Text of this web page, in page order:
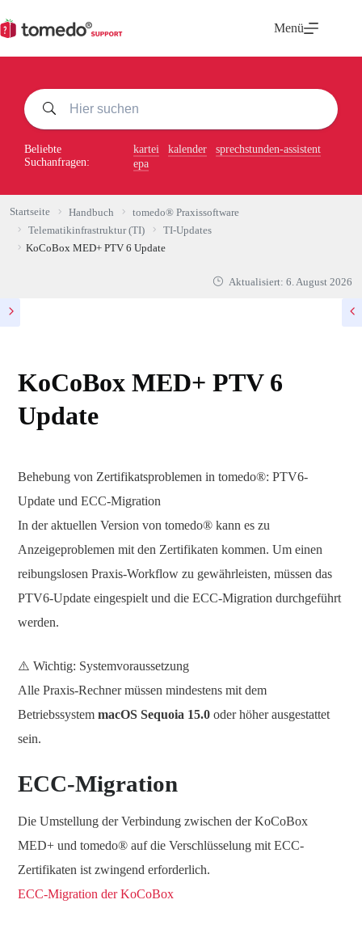
Inhalt
springen
Menü
Beliebte
Suchanfragen:
kartei kalender
sprechstunden-assistent
epa
Startseite Handbuch
tomedo® Praxissoftware
Telematikinfrastruktur (TI)
TI-Updates
KoCoBox MED+ PTV 6 Update
Aktualisiert: 6. August 2026
KoCoBox MED+ PTV 6
Update
Behebung von Zertifikatsproblemen in tomedo®: PTV6-
Update und ECC-Migration
In der aktuellen Version von tomedo® kann es zu
Anzeigeproblemen mit den Zertifikaten kommen. Um einen
reibungslosen Praxis-Workflow zu gewährleisten, müssen das
PTV6-Update eingespielt und die ECC-Migration durchgeführt
werden.
⚠️ Wichtig: Systemvoraussetzung
Alle Praxis-Rechner müssen mindestens mit dem
Betriebssystem macOS Sequoia 15.0 oder höher ausgestattet
sein.
ECC-Migration
Die Umstellung der Verbindung zwischen der KoCoBox
MED+ und tomedo® auf die Verschlüsselung mit ECC-
Zertifikaten ist zwingend erforderlich.
ECC-Migration der KoCoBox